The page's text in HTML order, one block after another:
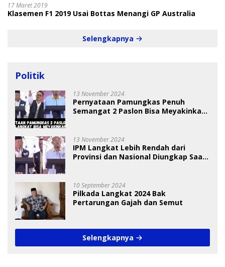
17 Maret 2019
Klasemen F1 2019 Usai Bottas Menangi GP Australia
Selengkapnya
Politik
13 November 2024
Pernyataan Pamungkas Penuh
Semangat 2 Paslon Bisa Meyakinkan
13 November 2024
IPM Langkat Lebih Rendah dari
Provinsi dan Nasional Diungkap Saat
10 September 2024
Pilkada Langkat 2024 Bak
Pertarungan Gajah dan Semut
Selengkapnya